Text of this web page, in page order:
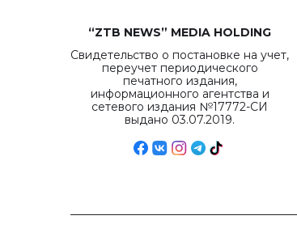
“ZTB NEWS” MEDIA HOLDING
Свидетельство о постановке на учет,
переучет периодического
печатного издания,
информационного агентства и
сетевого издания №17772-СИ
выдано 03.07.2019.